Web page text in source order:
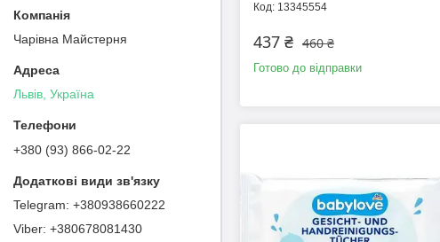
13345554
460 ₴
437 ₴
Готово до відправки
Чарівна Майстерня
Львів, Україна
+380 (93) 866-02-22
+380938660222
+380678081430